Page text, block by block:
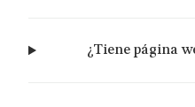
¿Tiene página